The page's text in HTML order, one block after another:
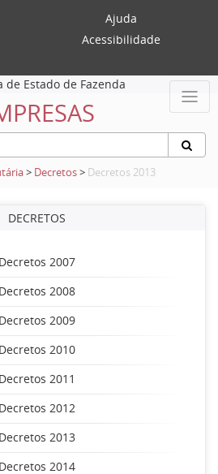
Ajuda
Acessibilidade
de Estado de Fazenda
> Decretos> Decretos 2013
DECRETOS
Decretos 2007
Decretos 2008
Decretos 2009
Decretos 2010
Decretos 2011
Decretos 2012
Decretos 2013
Decretos 2014